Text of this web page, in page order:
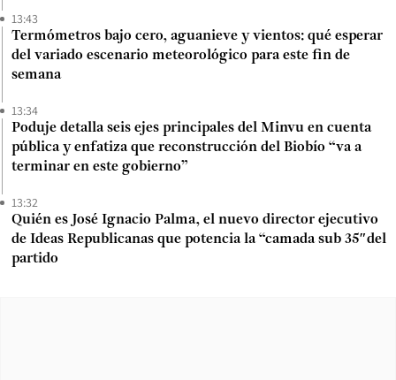
13:43
Termómetros bajo cero, aguanieve y vientos: qué esperar
del variado escenario meteorológico para este fin de
semana
13:34
Poduje detalla seis ejes principales del Minvu en cuenta
pública y enfatiza que reconstrucción del Biobío “va a
terminar en este gobierno”
13:32
Quién es José Ignacio Palma, el nuevo director ejecutivo
de Ideas Republicanas que potencia la “camada sub 35″del
partido